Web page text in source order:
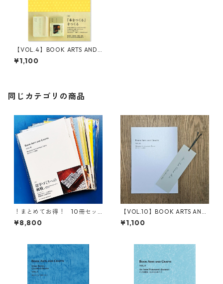
【VOL.4】BOOK ARTS AND
CRAFTS 本を編む
¥1,100
同じカテゴリの商品
！まとめてお得！ 10冊セッ
ト：会報誌-BOOK ARTS AND
CRAFTS-
¥8,800
【VOL.10】BOOK ARTS AND
CRAFTS 活字づくりへの挑戦
¥1,100